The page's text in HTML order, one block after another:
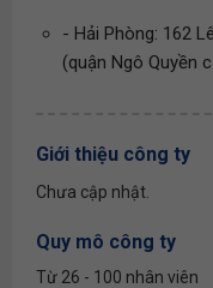
- Hải Phòng: 162
(quận Ngô Quyền
Giới thiệu công ty
Chưa cập nhật.
Quy mô công ty
Từ 26 - 100 nhân viên